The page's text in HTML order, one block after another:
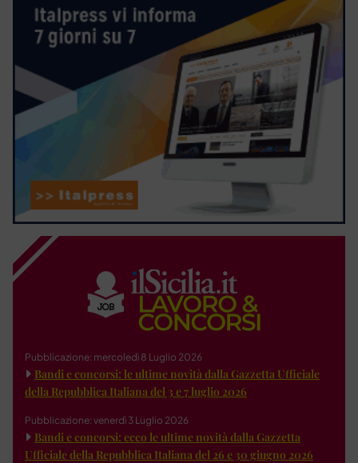
Pubblicazione: mercoledì 8 Luglio 2026
Bandi e concorsi: le ultime novità dalla Gazzetta Ufficiale
della Repubblica Italiana del 3 e 7 luglio 2026
Pubblicazione: venerdì 3 Luglio 2026
Bandi e concorsi: ecco le ultime novità dalla Gazzetta
Ufficiale della Repubblica Italiana del 26 e 30 giugno 2026